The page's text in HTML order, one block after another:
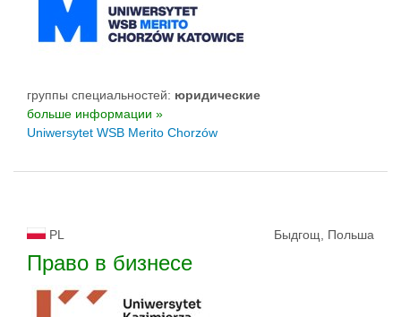
группы специальностей: юридические
больше информации »
Uniwersytet WSB Merito Chorzów
PL Быдгощ, Польша
Право в бизнесе